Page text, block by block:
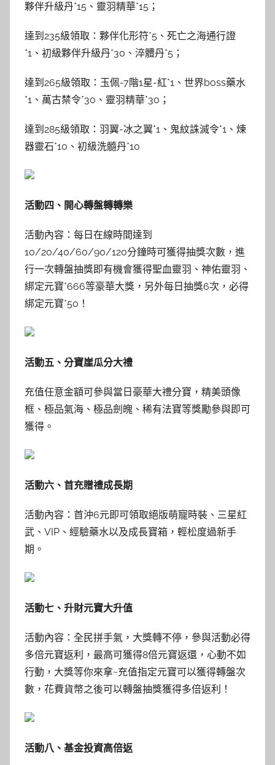
夥伴升級丹*15、靈羽精華*15；
達到235級領取：夥伴化形符*5、死亡之海通行證
*1、初級夥伴升級丹*30、淬體丹*5；
達到265級領取：玉佩-7階1星-紅*1、世界boss藥水
*1、萬古禁令*30、靈羽精華*30；
達到285級領取：羽翼-冰之翼*1、鬼紋誅滅令*1、煉
器靈石*10、初級洗髓丹*10
活動四、開心轉盤轉轉樂
活動內容：每日在線時間達到
10/20/40/60/90/120分鐘時可獲得抽獎次數，進
行一次轉盤抽獎即有機會獲得聖血靈羽、神佑靈羽、
綁定元寶*666等豪華大獎，另外每日抽獎6次，必得
綁定元寶*50！
活動五、分寶崖瓜分大禮
充值任意金額可參與當日豪華大禮分寶，精美頭像
框、極品氣海、極品劍魄、稀有法寶等獎勵參與即可
獲得。
活動六、首充贈禮成長期
活動內容：首沖6元即可領取絕版萌寵時裝、三星紅
武、VIP、經驗藥水以及成長寶箱，輕松度過新手
期。
活動七、升財元寶大升值
活動內容：全民拼手氣，大獎轉不停，參與活動必得
多倍元寶返利，最高可獲得8倍元寶返還，心動不如
行動，大獎等你來拿~充值指定元寶可以獲得轉盤次
數，花費貨幣之後可以轉盤抽獎獲得多倍返利！
活動八、基金投資高倍返